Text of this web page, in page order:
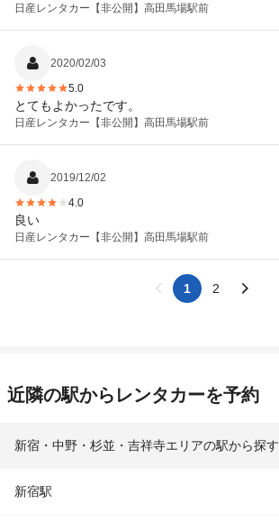
日産レンタカー 【非公開】高田馬場駅前
2020/02/03
5.0
とてもよかったです。
日産レンタカー 【非公開】高田馬場駅前
2019/12/02
4.0
良い
日産レンタカー 【非公開】高田馬場駅前
1 2
近隣の駅からレンタカーを予約
新宿・中野・杉並・吉祥寺エリアの駅から探す
新宿駅